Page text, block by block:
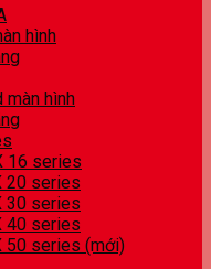
hình
màn hình
16 series
20 series
30 series
40 series
50 series (mới)